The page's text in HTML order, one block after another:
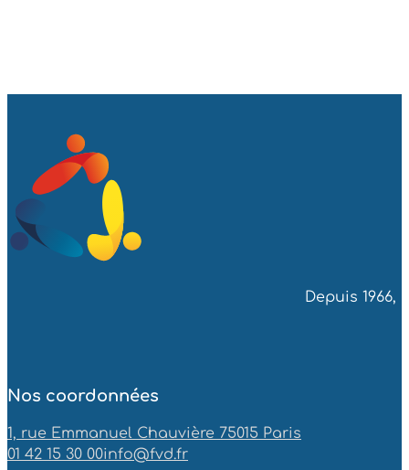
Depuis
Nos coordonnées
1, rue Emmanuel Chauvière 75015 Paris
01 42 15 30 00info@fvd.fr